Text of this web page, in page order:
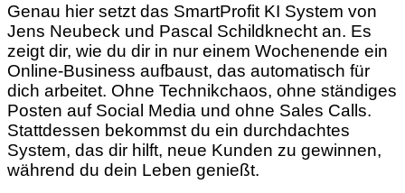
Genau hier setzt das SmartProfit KI System von
Jens Neubeck und Pascal Schildknecht an. Es
zeigt dir, wie du dir in nur einem Wochenende ein
Online-Business aufbaust, das automatisch für
dich arbeitet. Ohne Technikchaos, ohne ständiges
Posten auf Social Media und ohne Sales Calls.
Stattdessen bekommst du ein durchdachtes
System, das dir hilft, neue Kunden zu gewinnen,
während du dein Leben genießt.